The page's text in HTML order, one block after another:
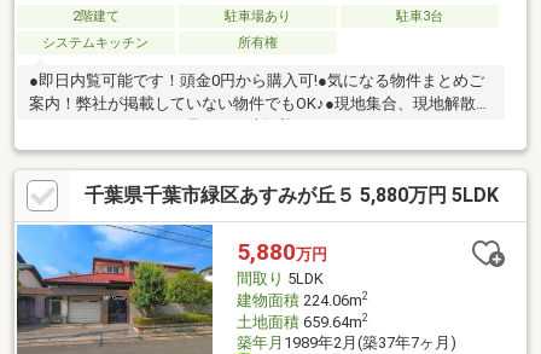
2階建て 駐車場あり
駐車3台
システムキッチン
所有権
●即日内覧可能です！頭金0円から購入可!●気になる物件まとめご
案内！弊社が掲載していない物件でもOK♪●現地集合、現地解散
ちょっとだけサクッと見たい！大歓迎です♪
千葉県千葉市緑区あすみが丘５ 5,880万円 5LDK
5,880万円
間取り 5LDK
建物面積224.06m2
土地面積659.64m2
築年月 1989年2月(築37年7ヶ月)